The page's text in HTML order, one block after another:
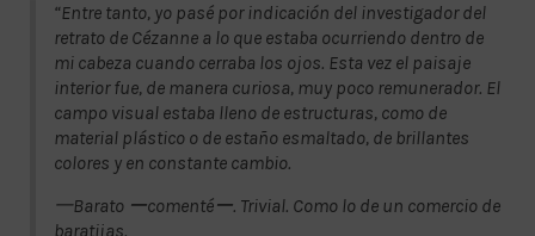
“Entre tanto, yo pasé por indicación del investigador del
retrato de Cézanne a lo que estaba ocurriendo dentro de
mi cabeza cuando cerraba los ojos. Esta vez el paisaje
interior fue, de manera curiosa, muy poco remunerador. El
campo visual estaba lleno de estructuras, como de
material plástico o de estaño esmaltado, de brillantes
colores y en constante cambio.
一Barato ーcomentéー. Trivial. Como lo de un comercio de
baratijas.